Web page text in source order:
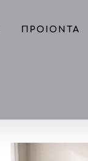
ΠΡΟΙΟΝΤΑ